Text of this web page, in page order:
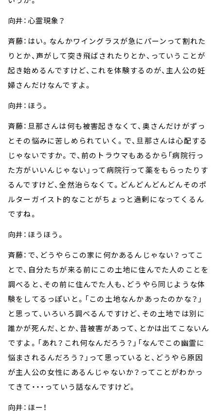
向井：心霊現象？
斉藤：はい。なんかワイングラスが急にパーンって割れた
りとか、声がして突き飛ばされたりとか、っていうことが
起き始めるんですけど、これを体験するのが、主人公の妊
婦さんだけなんですよ。
向井：ほう。
斉藤：旦那さんは何も被害起きなくて、奥さんだけがずっ
とその悩みに苦しめられていく。で、旦那さんは心配する
じゃないですか。で、前のトラウマもあるから「病院行っ
た方がいいんじゃない」って病院行って薬をもらったりす
るんですけど、全然治らなくて。どんどんどんどんそのポ
ルターガイスト的なことがちょっと過剰になってくるん
ですね。
向井：ほうほう。
斉藤：で、どうやらこの家に何かあるんじゃない？ってこ
とで、自分たちが来る前にこの土地に住んでた人のことを
調べると、その前に住んでた人も、どうやら同じような体
験をしてるっぽいと。「この土地なんかあったのかな？」
と思って、いろいろ調べるんですけど、その土地では別に
誰かが死んだ、とか、昔被害があって、とかは出てこないん
ですよ。「あれ？これ何なんだろう？」「なんでこの幽霊に
悩まされるんだろう？」って思っていると、どうやら原因
が主人公の女性にあるんじゃないか？ってことがわかっ
てきて・・・っていう話なんですけど。
向井：ほー！